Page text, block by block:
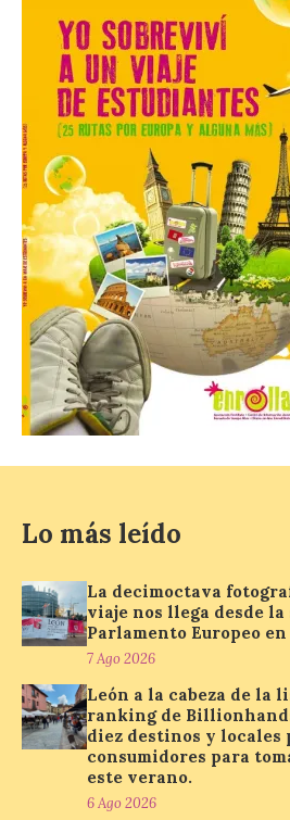
Nueva edición de
de…viaje. Una
organizado por la
juvenil de la
Enróllate, la
Conceyu País Llionés y el
Turismo, Ocio e Información
jóvenes “Enredando.info”.
decimoctava fotografía de León
nos […]
UPL insta a la Junta a
actuar para salvar el
castillo del Asmesnal,
BIC en estado de ruina
7 Ago 2026
Un Bien de
desde 1949.
contacte cuanto antes con
propietarios para exigirles
riesgo de colapso. Los
Unión del Pueblo […]
La Universidad de León
distribuye folletos con
programación del
del eclipse solar que
organiza con la ESA y el
Ayuntamiento
Lo más leído
La decimoctava
viaje nos llega desde la
Parlamento Europeo
7 Ago 2026
León a la cabeza de la
ranking de
diez destinos y locales
consumidores para
este verano.
6 Ago 2026